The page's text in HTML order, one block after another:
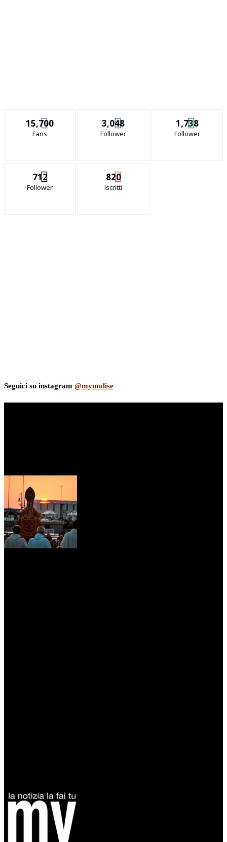
15,700
Fans
3,048
Follower
1,738
Follower
712
Follower
820
Iscritti
Seguici su instagram @mymolise